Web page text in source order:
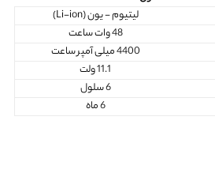
لیتیوم - یون (Li-ion)
48 وات ساعت
4400 میلی آمپر ساعت
11.1 ولت
6 سلول
6 ماه